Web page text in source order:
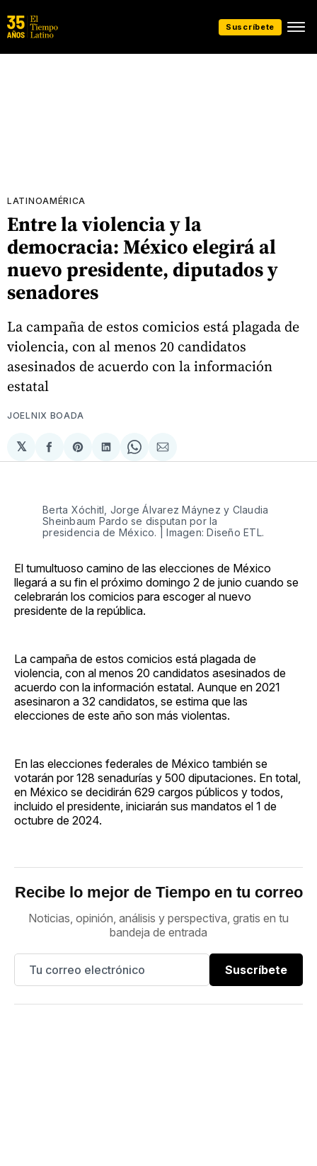
Suscríbete
LATINOAMÉRICA
Entre la violencia y la
democracia: México elegirá al
nuevo presidente, diputados y
senadores
La campaña de estos comicios está plagada de
violencia, con al menos 20 candidatos
asesinados de acuerdo con la información
estatal
JOELNIX BOADA
𝕏
Compartir
en
Share
on
Compartir
en
Share
on
Compartir
via
Berta Xóchitl, Jorge Álvarez Máynez y Claudia
Sheinbaum Pardo se disputan por la
presidencia de México. | Imagen: Diseño ETL.
El tumultuoso camino de las elecciones de México
llegará a su fin el próximo domingo 2 de junio cuando se
celebrarán los comicios para escoger al nuevo
presidente de la república.
La campaña de estos comicios está plagada de
violencia, con al menos 20 candidatos asesinados de
acuerdo con la información estatal. Aunque en 2021
asesinaron a 32 candidatos, se estima que las
elecciones de este año son más violentas.
En las elecciones federales de México también se
votarán por 128 senadurías y 500 diputaciones. En total,
en México se decidirán 629 cargos públicos y todos,
incluido el presidente, iniciarán sus mandatos el 1 de
octubre de 2024.
Recibe lo mejor de Tiempo en tu correo
Noticias, opinión, análisis y perspectiva, gratis en tu
bandeja de entrada
Suscríbete